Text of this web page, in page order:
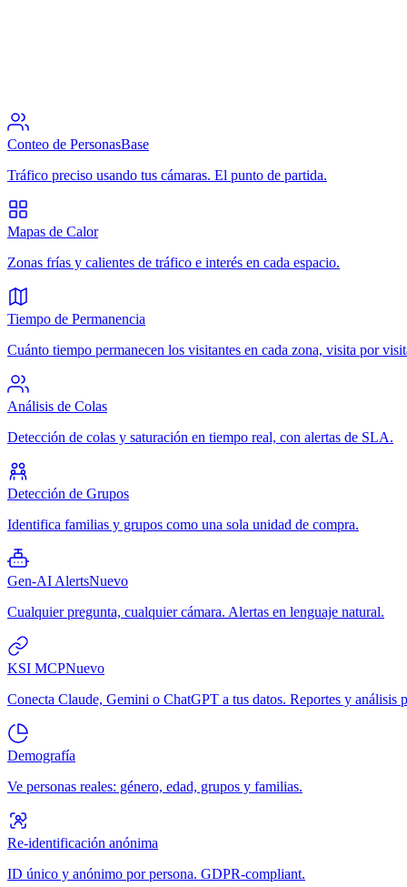
Conteo de PersonasBase
Tráfico preciso usando tus cámaras. El punto de partida.
Mapas de Calor
Zonas frías y calientes de tráfico e interés en cada espacio.
Tiempo de Permanencia
Cuánto tiempo permanecen los visitantes en cada zona, visita por
Análisis de Colas
Detección de colas y saturación en tiempo real, con alertas de SLA.
Detección de Grupos
Identifica familias y grupos como una sola unidad de compra.
Gen-AI AlertsNuevo
Cualquier pregunta, cualquier cámara. Alertas en lenguaje natural.
KSI MCPNuevo
Conecta Claude, Gemini o ChatGPT a tus datos. Reportes y análisis
Demografía
Ve personas reales: género, edad, grupos y familias.
Re-identificación anónima
ID único y anónimo por persona. GDPR-compliant.